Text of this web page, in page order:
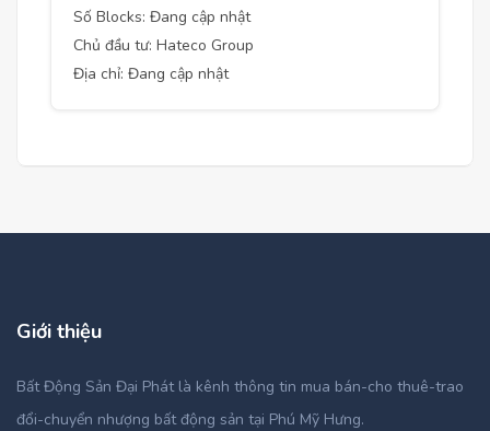
Số Blocks: Đang cập nhật
Chủ đầu tư: Hateco Group
Địa chỉ: Đang cập nhật
Giới thiệu
Bất Động Sản Đại Phát là kênh thông tin mua bán-cho thuê-trao
đổi-chuyển nhượng bất động sản tại Phú Mỹ Hưng.